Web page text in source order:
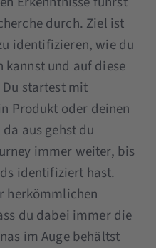
durch. Ziel ist
identifizieren, wie du
kannst und auf diese
startest mit
Produkt oder deinen
aus gehst du
immer weiter, bis
identifiziert hast.
herkömmlichen
du dabei immer die
im Auge behältst